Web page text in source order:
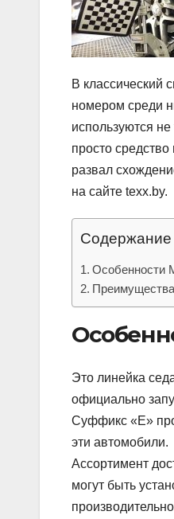
В классический
номером среди
используются
просто
развал
на сайте texx.by.
Содержание
Особенности
Это линейка
официально
Суффикс «Е»
эти автомобили.
Ассортимент
могут быть